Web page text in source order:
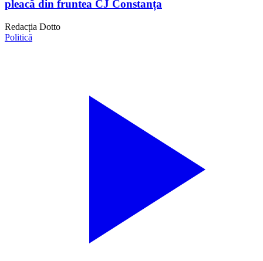
pleacă din fruntea CJ Constanța
Redacția Dotto
Politică